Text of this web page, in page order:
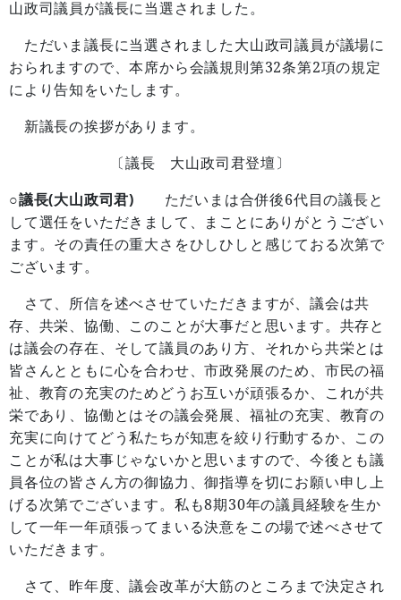
山政司議員が議長に当選されました。
ただいま議長に当選されました大山政司議員が議場に
おられますので、本席から会議規則第32条第2項の規定
により告知をいたします。
新議長の挨拶があります。
〔議長 大山政司君登壇〕
○議長(大山政司君) ただいまは合併後6代目の議長と
して選任をいただきまして、まことにありがとうござい
ます。その責任の重大さをひしひしと感じておる次第で
ございます。
さて、所信を述べさせていただきますが、議会は共
存、共栄、協働、このことが大事だと思います。共存と
は議会の存在、そして議員のあり方、それから共栄とは
皆さんとともに心を合わせ、市政発展のため、市民の福
祉、教育の充実のためどうお互いが頑張るか、これが共
栄であり、協働とはその議会発展、福祉の充実、教育の
充実に向けてどう私たちが知恵を絞り行動するか、この
ことが私は大事じゃないかと思いますので、今後とも議
員各位の皆さん方の御協力、御指導を切にお願い申し上
げる次第でございます。私も8期 30年の議員経験を生か
して一年一年頑張ってまいる決意をこの場で述べさせて
いただきます。
さて、昨年度、議会改革が大筋のところまで決定され